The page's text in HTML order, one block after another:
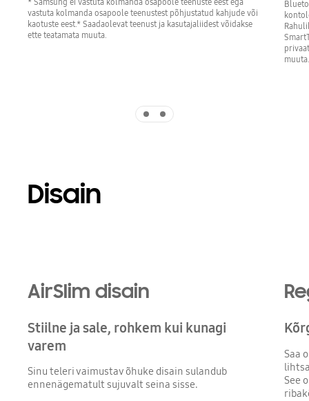
vastuta kolmanda osapoole teenustest põhjustatud kahjude või
kaotuste eest.* Saadaolevat teenust ja kasutajaliidest võidakse
ette teatamata muuta.
muuta.
Disain
AirSlim disain
Stiilne ja sale, rohkem kui kunagi
varem
Sinu teleri vaimustav õhuke disain sulandub
ennenägematult sujuvalt seina sisse.
Saa
See